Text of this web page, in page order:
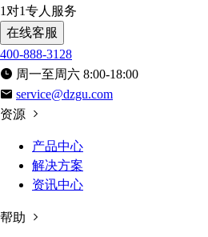
1对1专人服务
在线客服
400-888-3128
周一至周六 8:00-18:00
service@dzgu.com
资源
产品中心
解决方案
资讯中心
帮助